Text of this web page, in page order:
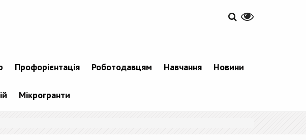
Профорієнтація Роботодавцям Навчання Новини
Мікрогранти